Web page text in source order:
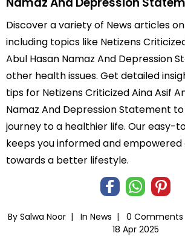
Discover a variety of News articles
including topics like Netizens
Abul Hasan Namaz And Depression
other health issues. Get detailed
tips for Netizens Criticized Aina Asif
Namaz And Depression Statement
journey to a healthier life. Our easy-
keeps you informed and empowered
towards a better lifestyle.
By Salwa Noor | In News | 0
18 Apr 2025